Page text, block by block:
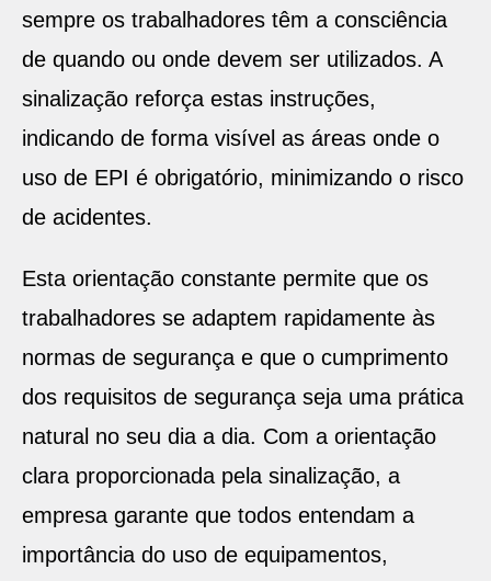
sempre os trabalhadores têm a consciência
de quando ou onde devem ser utilizados. A
sinalização reforça estas instruções,
indicando de forma visível as áreas onde o
uso de EPI é obrigatório, minimizando o risco
de acidentes.
Esta orientação constante permite que os
trabalhadores se adaptem rapidamente às
normas de segurança e que o cumprimento
dos requisitos de segurança seja uma prática
natural no seu dia a dia. Com a orientação
clara proporcionada pela sinalização, a
empresa garante que todos entendam a
importância do uso de equipamentos,